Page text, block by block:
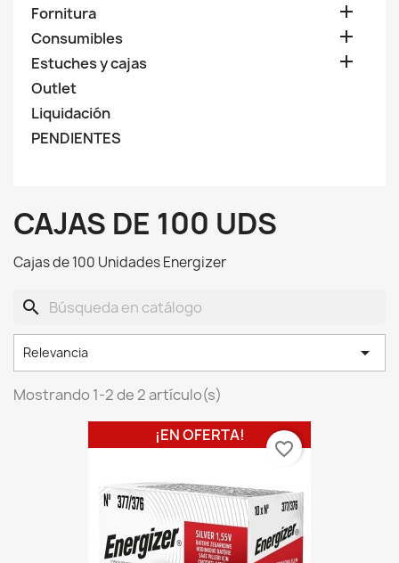
Fornitura 
Consumibles 
Estuches y cajas 
Outlet
Liquidación
PENDIENTES
CAJAS DE 100 UDS
Cajas de 100 Unidades Energizer
search
Relevancia 
Mostrando 1-2 de 2 artículo(s)
¡EN OFERTA!
favorite_border